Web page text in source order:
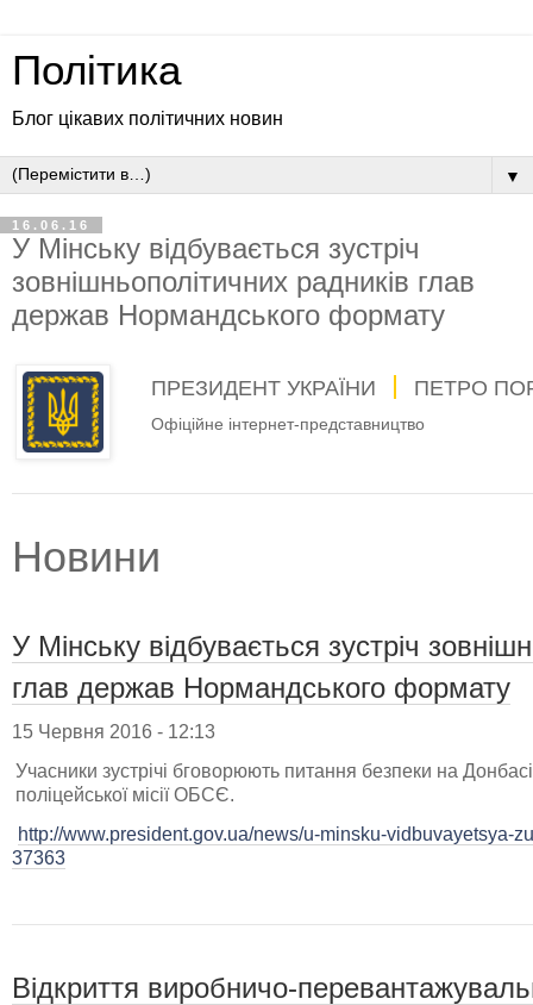
Політика
Блог цікавих політичних новин
▼
16.06.16
У Мінську відбувається зустріч
зовнішньополітичних радників глав
держав Нормандського формату
ПРЕЗИДЕНТ УКРАЇНИ ПЕТРО
Офіційне інтернет-представництво
Новини
У Мінську відбувається зустріч
глав держав Нормандського формату
15 Червня 2016 - 12:13
Учасники зустрічі бговорюють питання безпеки на
поліцейської місії ОБСЄ.
http://www.president.gov.ua/news/u-minsku-vidbuvayetsya-
37363
Відкриття виробничо-